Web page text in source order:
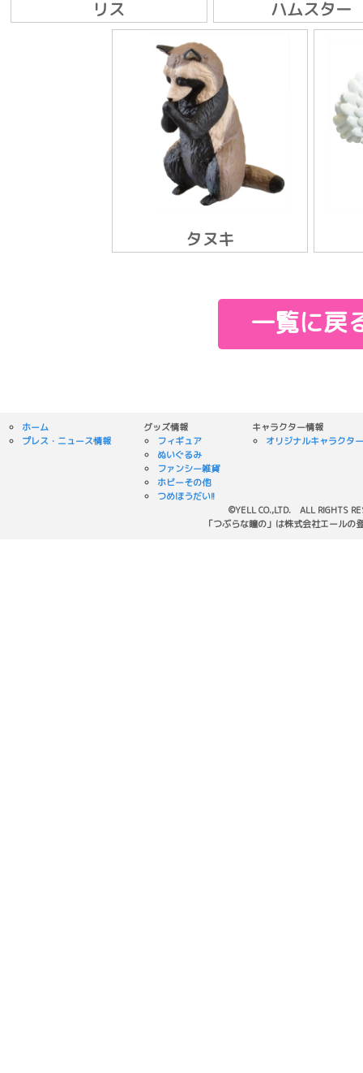
リス ハムスター
タヌキ
一覧に戻
ホーム
プレス・ニュース情報
グッズ情報
フィギュア
ぬいぐるみ
ファンシー雑貨
ホビーその他
つめほうだい!!
キャラクター情報
オリジナルキャラクター
©YELL CO.,LTD. ALL RIGHTS
「つぶらな瞳の」は株式会社エールの